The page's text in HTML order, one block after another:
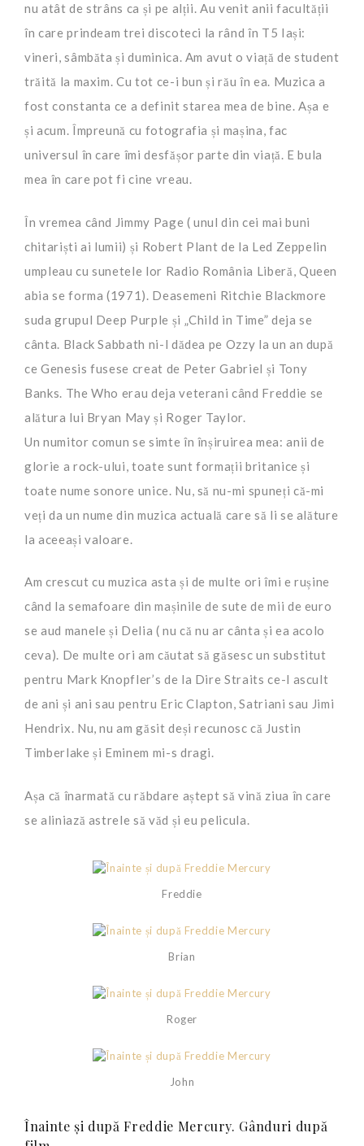
nu atât de strâns ca și pe alții. Au venit anii facultății
în care prindeam trei discoteci la rând în T5 Iași:
vineri, sâmbăta și duminica. Am avut o viață de student
trăită la maxim. Cu tot ce-i bun și rău în ea. Muzica a
fost constanta ce a definit starea mea de bine. Așa e
și acum. Împreună cu fotografia și mașina, fac
universul în care îmi desfășor parte din viață. E bula
mea în care pot fi cine vreau.
În vremea când Jimmy Page ( unul din cei mai buni
chitariști ai lumii) și Robert Plant de la Led Zeppelin
umpleau cu sunetele lor Radio România Liberă, Queen
abia se forma (1971). Deasemeni Ritchie Blackmore
suda grupul Deep Purple și „Child in Time” deja se
cânta. Black Sabbath ni-l dădea pe Ozzy la un an după
ce Genesis fusese creat de Peter Gabriel și Tony
Banks. The Who erau deja veterani când Freddie se
alătura lui Bryan May și Roger Taylor.
Un numitor comun se simte în înșiruirea mea: anii de
glorie a rock-ului, toate sunt formații britanice și
toate nume sonore unice. Nu, să nu-mi spuneți că-mi
veți da un nume din muzica actuală care să li se alăture
la aceeași valoare.
Am crescut cu muzica asta și de multe ori îmi e rușine
când la semafoare din mașinile de sute de mii de euro
se aud manele și Delia ( nu că nu ar cânta și ea acolo
ceva). De multe ori am căutat să găsesc un substitut
pentru Mark Knopfler’s de la Dire Straits ce-l ascult
de ani și ani sau pentru Eric Clapton, Satriani sau Jimi
Hendrix. Nu, nu am găsit deși recunosc că Justin
Timberlake și Eminem mi-s dragi.
Așa că înarmată cu răbdare aștept să vină ziua în care
se aliniază astrele să văd și eu pelicula.
Freddie
Brian
Roger
John
Înainte și după Freddie Mercury. Gânduri după